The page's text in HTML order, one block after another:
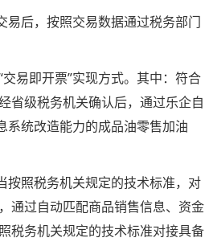
后，按照交易数据通过税务部门
易即开票”实现方式。其中：符合
省级税务机关确认后，通过乐企自
系统改造能力的成品油零售加油
照税务机关规定的技术标准，对
通过自动匹配商品销售信息、资金
税务机关规定的技术标准对接具备